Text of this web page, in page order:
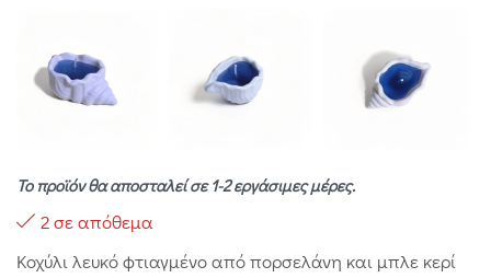
Το προϊόν θα αποσταλεί σε 1-2 εργάσιμες μέρες.
2 σε απόθεμα
Κοχύλι λευκό φτιαγμένο από πορσελάνη και μπλε κερί